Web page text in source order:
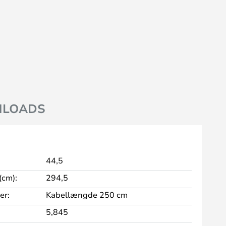
44,5
294,5
Kabellængde 250 cm
5,845